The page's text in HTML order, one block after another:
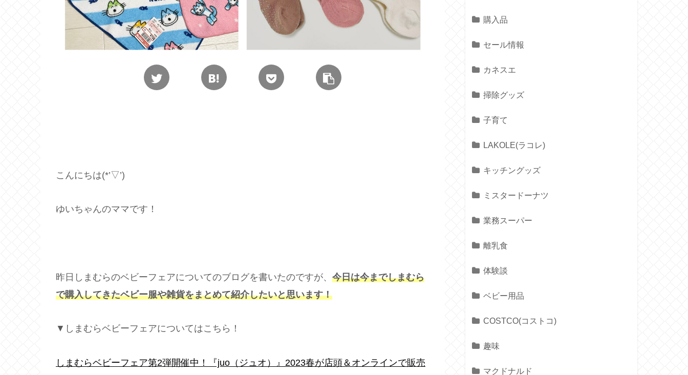
こんにちは(*’▽’)
ゆいちゃんのママです！
昨日しまむらのベビーフェアについてのブログを書いたのですが、 今日は今までしまむら
で購入してきたベビー服や雑貨をまとめて紹介したいと思います！
▼しまむらベビーフェアについてはこちら！
しまむらベビーフェア第2弾開催中！『juo（ジュオ）』2023春が店頭＆オンラインで販売
購入品
セール情報
カネスエ
掃除グッズ
子育て
LAKOLE(ラコレ)
キッチングッズ
ミスタードーナツ
業務スーパー
離乳食
体験談
ベビー用品
COSTCO(コストコ)
趣味
マクドナルド